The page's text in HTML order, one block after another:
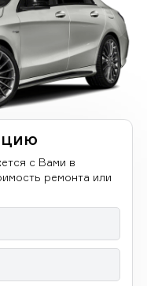
с Вами в
ремонта или